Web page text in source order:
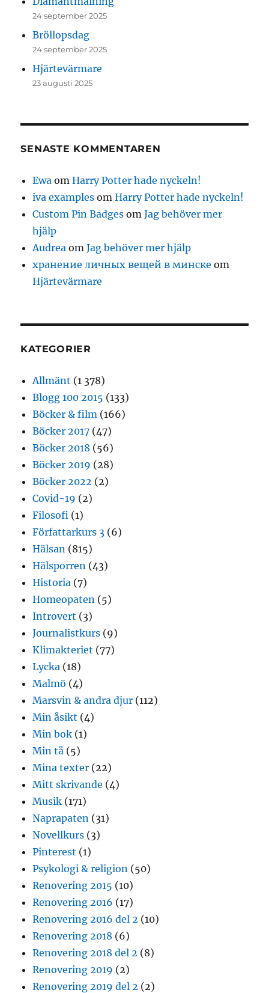
24 september 2025
Bröllopsdag
24 september 2025
Hjärtevärmare
23 augusti 2025
SENASTE KOMMENTAREN
Ewa omHarry Potter hade nyckeln!
iva examples omHarry Potter hade nyckeln!
Custom Pin Badges omJag behöver mer
hjälp
Audrea omJag behöver mer hjälp
хранение личных вещей в минске om
Hjärtevärmare
KATEGORIER
Allmänt (1 378)
Blogg 100 2015 (133)
Böcker & film (166)
Böcker 2017 (47)
Böcker 2018 (56)
Böcker 2019 (28)
Böcker 2022 (2)
Covid-19 (2)
Filosofi (1)
Författarkurs 3 (6)
Hälsan (815)
Hälsporren (43)
Historia (7)
Homeopaten (5)
Introvert (3)
Journalistkurs (9)
Klimakteriet (77)
Lycka (18)
Malmö (4)
Marsvin & andra djur (112)
Min åsikt (4)
Min bok (1)
Min tå (5)
Mina texter (22)
Mitt skrivande (4)
Musik (171)
Naprapaten (31)
Novellkurs (3)
Pinterest (1)
Psykologi & religion (50)
Renovering 2015 (10)
Renovering 2016 (17)
Renovering 2016 del 2 (10)
Renovering 2018 (6)
Renovering 2018 del 2 (8)
Renovering 2019 (2)
Renovering 2019 del 2 (2)